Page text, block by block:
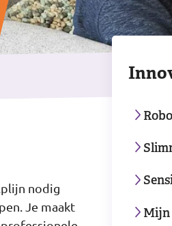
nodig
Je maakt
Mijn